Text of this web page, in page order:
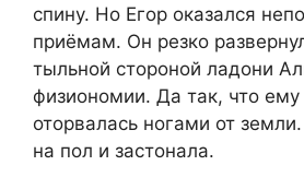
спину. Но Егор оказался
приёмам. Он резко
тыльной стороной ладони
физиономии. Да так, что ему
оторвалась ногами от
на пол и застонала.